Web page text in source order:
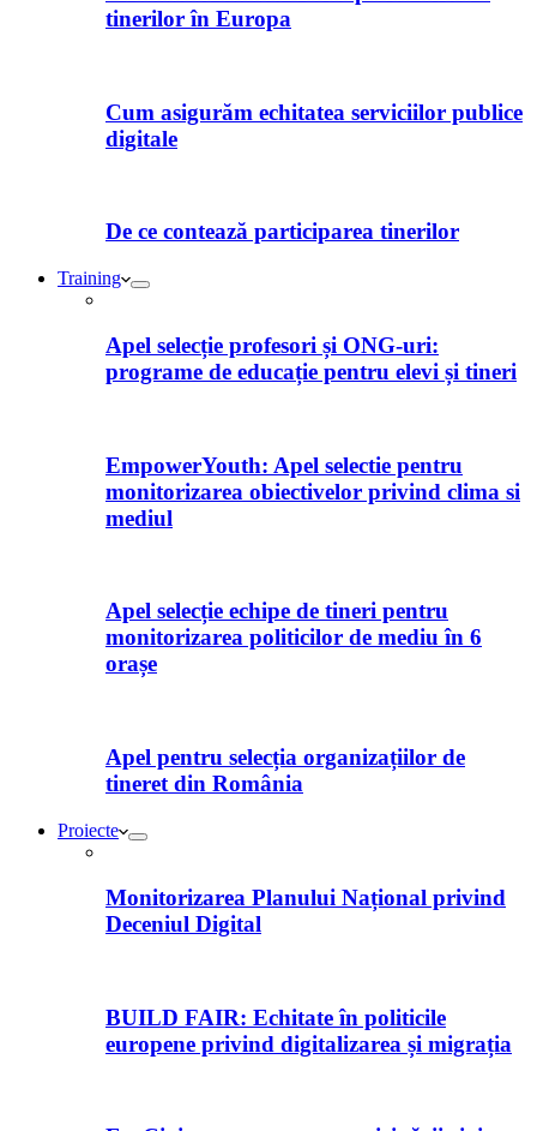
tinerilor în Europa
Cum asigurăm echitatea serviciilor publice
digitale
De ce contează participarea tinerilor
Training
Apel selecție profesori și ONG-uri:
programe de educație pentru elevi și tineri
EmpowerYouth: Apel selectie pentru
monitorizarea obiectivelor privind clima si
mediul
Apel selecție echipe de tineri pentru
monitorizarea politicilor de mediu în 6
orașe
Apel pentru selecția organizațiilor de
tineret din România
Proiecte
Monitorizarea Planului Național privind
Deceniul Digital
BUILD FAIR: Echitate în politicile
europene privind digitalizarea și migrația